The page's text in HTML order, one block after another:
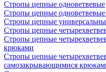
Стропы цепные одноветвевые
Стропы цепные
Стропы цепные
Стропы цепные
Стропы цепные
крюками
Стропы цепные
самозакрывающимися